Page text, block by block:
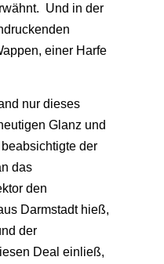
Und in der
einer Harfe
nur dieses
Glanz und
der
das
den
Darmstadt hieß,
der
Deal einließ,